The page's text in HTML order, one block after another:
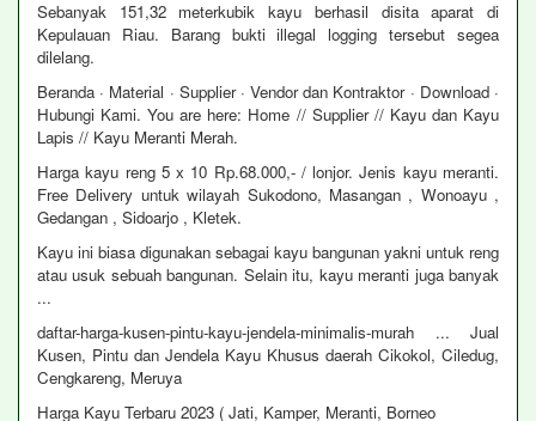
Sebanyak 151,32 meterkubik kayu berhasil disita aparat di
Kepulauan Riau. Barang bukti illegal logging tersebut segea
dilelang.
Beranda · Material · Supplier · Vendor dan Kontraktor · Download ·
Hubungi Kami. You are here: Home // Supplier // Kayu dan Kayu
Lapis // Kayu Meranti Merah.
Harga kayu reng 5 x 10 Rp.68.000,- / lonjor. Jenis kayu meranti.
Free Delivery untuk wilayah Sukodono, Masangan , Wonoayu ,
Gedangan , Sidoarjo , Kletek.
Kayu ini biasa digunakan sebagai kayu bangunan yakni untuk reng
atau usuk sebuah bangunan. Selain itu, kayu meranti juga banyak
...
daftar-harga-kusen-pintu-kayu-jendela-minimalis-murah ... Jual
Kusen, Pintu dan Jendela Kayu Khusus daerah Cikokol, Ciledug,
Cengkareng, Meruya
Harga Kayu Terbaru 2023 ( Jati, Kamper, Meranti, Borneo